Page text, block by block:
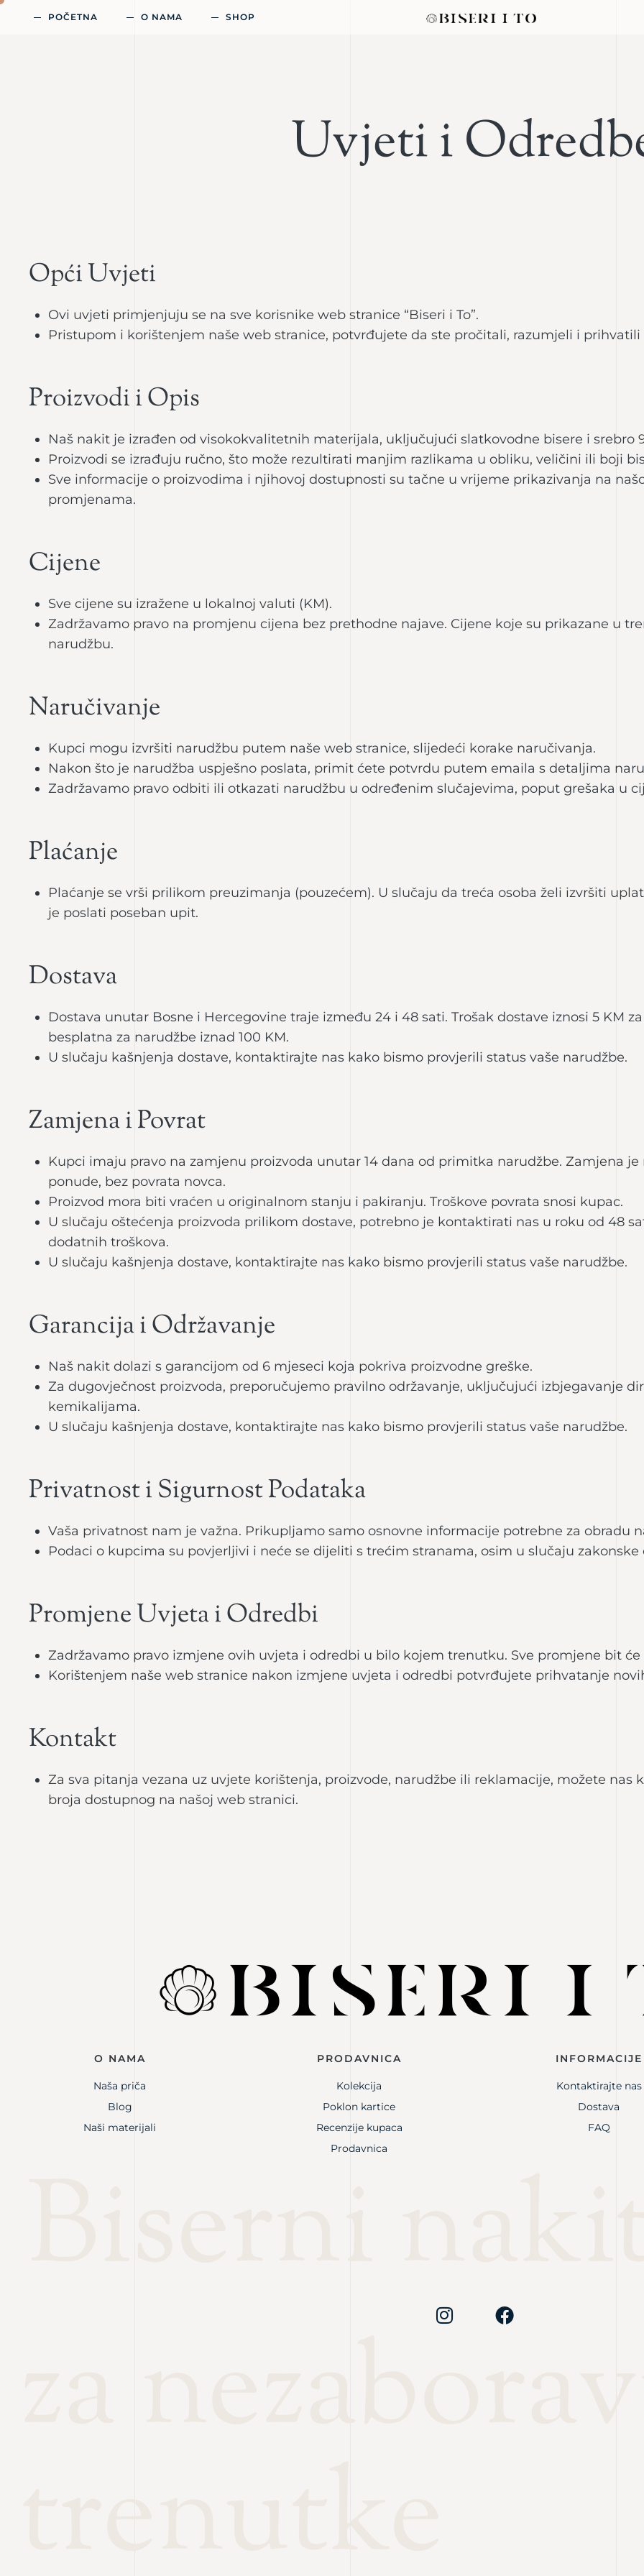
POČETNA O NAMA SHOP
Uvjeti i
Opći Uvjeti
Ovi uvjeti primjenjuju se na sve korisnike web stranice “Biseri i To”.
Pristupom i korištenjem naše web stranice, potvrđujete da ste pročitali, razumjeli i prihvatili
Proizvodi i Opis
Naš nakit je izrađen od visokokvalitetnih materijala, uključujući slatkovodne bisere i srebro
Proizvodi se izrađuju ručno, što može rezultirati manjim razlikama u obliku, veličini ili boji
Sve informacije o proizvodima i njihovoj dostupnosti su tačne u vrijeme prikazivanja na
promjenama.
Cijene
Sve cijene su izražene u lokalnoj valuti (KM).
Zadržavamo pravo na promjenu cijena bez prethodne najave. Cijene koje su prikazane u
narudžbu.
Naručivanje
Kupci mogu izvršiti narudžbu putem naše web stranice, slijedeći korake naručivanja.
Nakon što je narudžba uspješno poslata, primit ćete potvrdu putem emaila s detaljima
Zadržavamo pravo odbiti ili otkazati narudžbu u određenim slučajevima, poput grešaka u
Plaćanje
Plaćanje se vrši prilikom preuzimanja (pouzećem). U slučaju da treća osoba želi izvršiti
je poslati poseban upit.
Dostava
Dostava unutar Bosne i Hercegovine traje između 24 i 48 sati. Trošak dostave iznosi 5 KM
besplatna za narudžbe iznad 100 KM.
U slučaju kašnjenja dostave, kontaktirajte nas kako bismo provjerili status vaše narudžbe.
Zamjena i Povrat
Kupci imaju pravo na zamjenu proizvoda unutar 14 dana od primitka narudžbe. Zamjena
ponude, bez povrata novca.
Proizvod mora biti vraćen u originalnom stanju i pakiranju. Troškove povrata snosi kupac.
U slučaju oštećenja proizvoda prilikom dostave, potrebno je kontaktirati nas u roku od 48
dodatnih troškova.
U slučaju kašnjenja dostave, kontaktirajte nas kako bismo provjerili status vaše narudžbe.
Garancija i Održavanje
Naš nakit dolazi s garancijom od 6 mjeseci koja pokriva proizvodne greške.
Za dugovječnost proizvoda, preporučujemo pravilno održavanje, uključujući izbjegavanje
kemikalijama.
U slučaju kašnjenja dostave, kontaktirajte nas kako bismo provjerili status vaše narudžbe.
Privatnost i Sigurnost Podataka
Vaša privatnost nam je važna. Prikupljamo samo osnovne informacije potrebne za obradu
Podaci o kupcima su povjerljivi i neće se dijeliti s trećim stranama, osim u slučaju zakonske
Promjene Uvjeta i Odredbi
Zadržavamo pravo izmjene ovih uvjeta i odredbi u bilo kojem trenutku. Sve promjene bit
Korištenjem naše web stranice nakon izmjene uvjeta i odredbi potvrđujete prihvatanje
Kontakt
Za sva pitanja vezana uz uvjete korištenja, proizvode, narudžbe ili reklamacije, možete
broja dostupnog na našoj web stranici.
O NAMA
Naša priča
Blog
Naši materijali
PRODAVNICA
Kolekcija
Poklon kartice
Recenzije kupaca
Prodavnica
INFORMACIJE
Kontaktirajte nas
Dostava
FAQ